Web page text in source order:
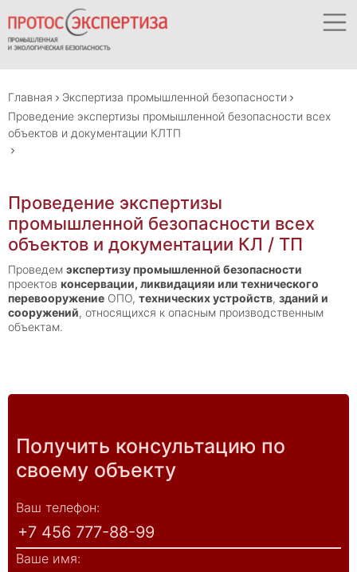
Главная
Экспертиза промышленной безопасности
Проведение экспертизы промышленной безопасности всех
объектов и документации КЛТП
Проведение экспертизы
промышленной безопасности всех
объектов и документации КЛ / ТП
Проведем экспертизу промышленной безопасности
проектов консервации, ликвидацияи или технического
перевооружение ОПО, технических устройств, зданий и
сооружений, относящихся к опасным производственным
объектам.
Получить консультацию по
своему объекту
Ваш телефон:
Ваше имя: